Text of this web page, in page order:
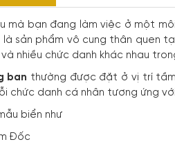
mà bạn đang làm việc ở một
là sản phẩm vô cung thân quen
nhiều chức danh khác nhau
ban thường được đặt ở vị trí
chức danh cá nhân tương ứng
biển như
Đốc